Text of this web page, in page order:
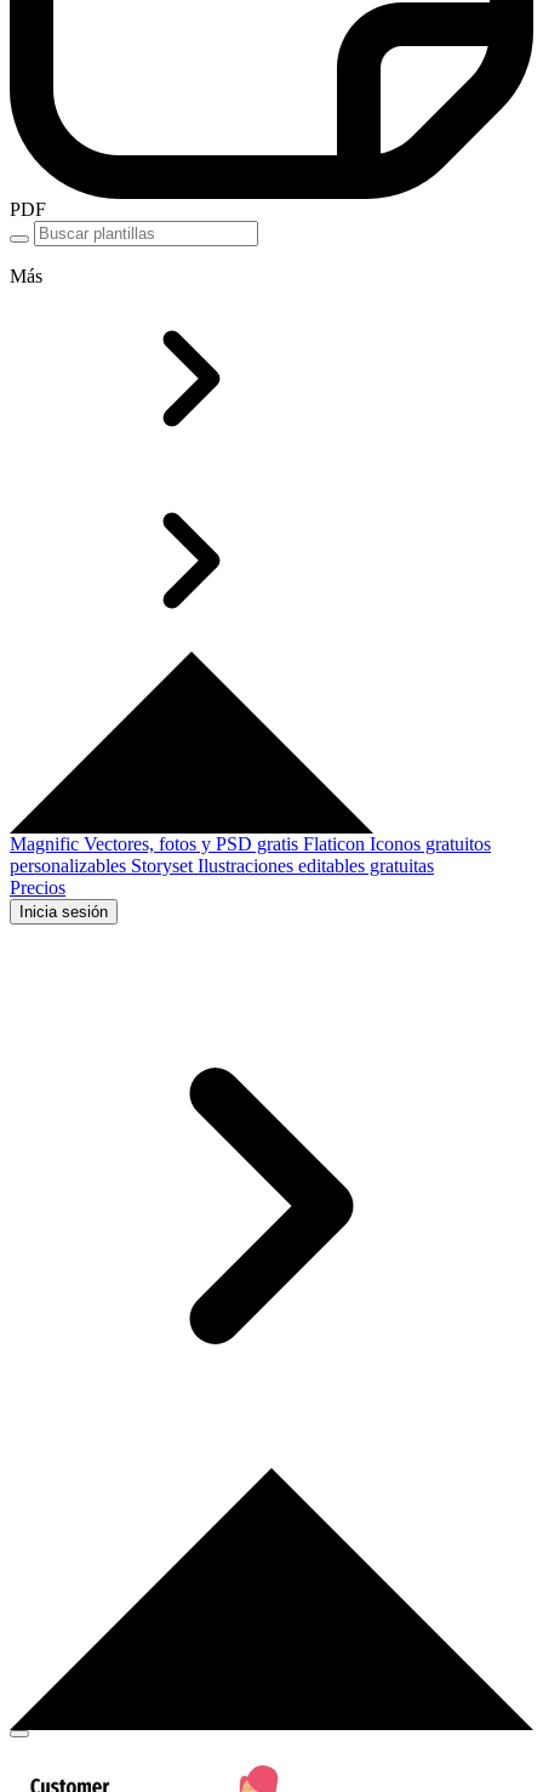
PDF
Más
Magnific Vectores, fotos y PSD gratis Flaticon Iconos gratuitos
personalizables Storyset Ilustraciones editables gratuitas
Precios
Inicia sesión